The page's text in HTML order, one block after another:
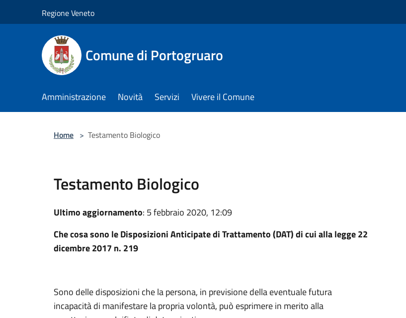
Regione Veneto
Comune di Portogruaro
Amministrazione Novità Servizi Vivere il Comune
Home > Testamento Biologico
Testamento Biologico
Ultimo aggiornamento: 5 febbraio 2020, 12:09
Che cosa sono le Disposizioni Anticipate di Trattamento (DAT) di cui alla legge 22
dicembre 2017 n. 219
Sono delle disposizioni che la persona, in previsione della eventuale futura
incapacità di manifestare la propria volontà, può esprimere in merito alla